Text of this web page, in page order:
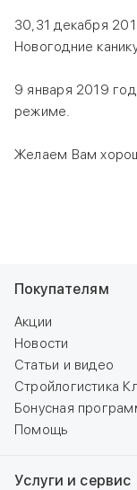
30,31 декабря
Новогодние
9 января 2019
Желаем Вам
Покупателям
Акции
Новости
Статьи и видео
Стройлогистика
Бонусная
Помощь
Услуги и сервис